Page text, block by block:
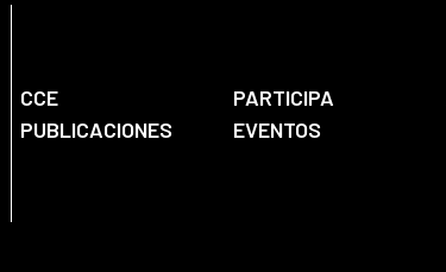
CCE PARTICIPA
PUBLICACIONES
EVENTOS